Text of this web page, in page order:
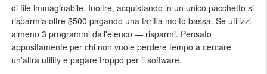
di file immaginabile. Inoltre, acquistando in un unico pacchetto si
risparmia oltre $500 pagando una tariffa molto bassa. Se utilizzi
almeno 3 programmi dall'elenco — risparmi. Pensato
appositamente per chi non vuole perdere tempo a cercare
un'altra utility e pagare troppo per il software.